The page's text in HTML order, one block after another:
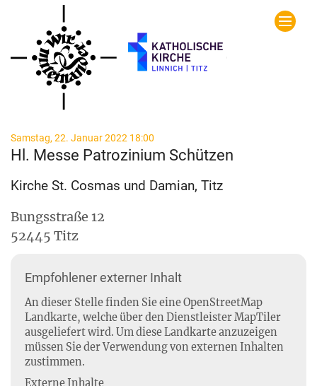
Zum Inhalt springen
Samstag, 22. Januar 2022 18:00
Hl. Messe Patrozinium Schützen
Kirche St. Cosmas und Damian, Titz
Bungsstraße 12
52445 Titz
Empfohlener externer Inhalt
An dieser Stelle finden Sie eine OpenStreetMap
Landkarte, welche über den Dienstleister MapTiler
ausgeliefert wird. Um diese Landkarte anzuzeigen
müssen Sie der Verwendung von externen Inhalten
zustimmen.
Externe Inhalte